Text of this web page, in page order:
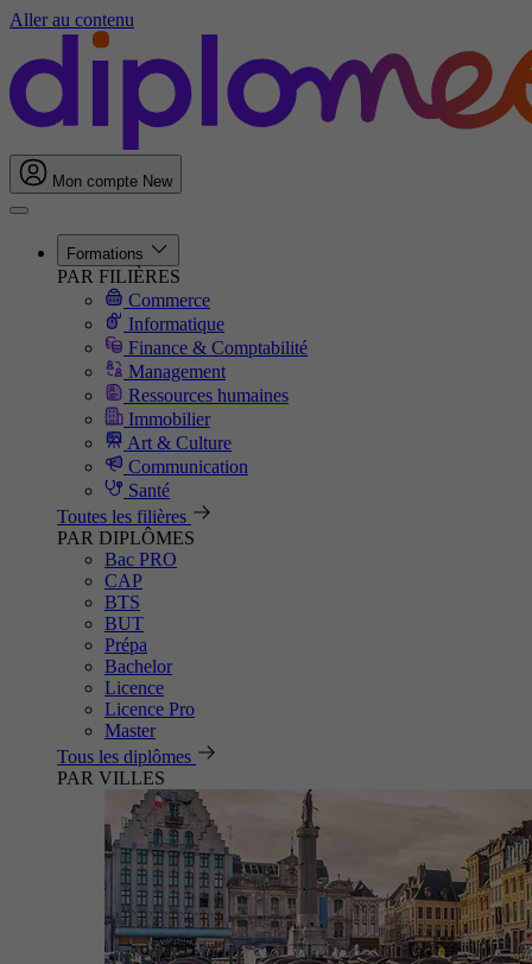
Aller au contenu
Mon compte New
Formations
PAR FILIÈRES
Commerce
Informatique
Finance & Comptabilité
Management
Ressources humaines
Immobilier
Art & Culture
Communication
Santé
Toutes les filières
PAR DIPLÔMES
Bac PRO
CAP
BTS
BUT
Prépa
Bachelor
Licence
Licence Pro
Master
Tous les diplômes
PAR VILLES